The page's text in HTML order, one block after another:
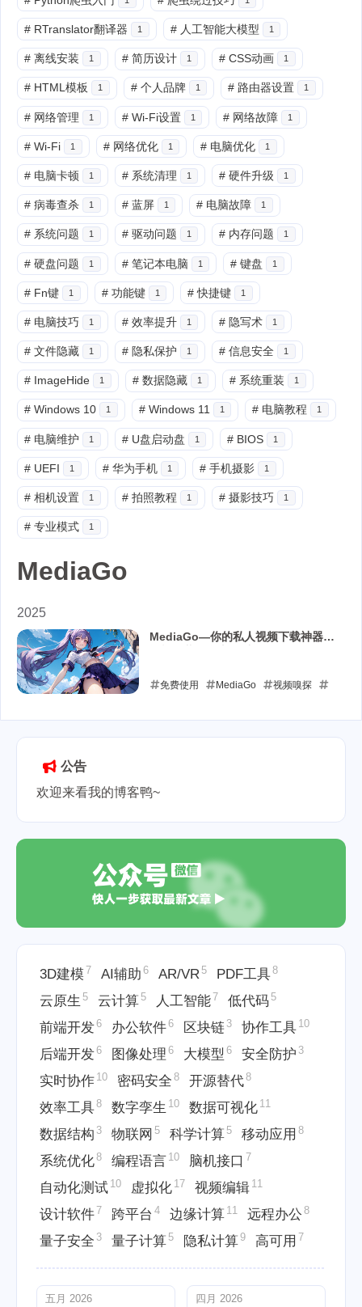
# RTranslator翻译器 1 # 人工智能大模型 1
# 离线安装 1 # 简历设计 1 # CSS动画 1
# HTML模板 1 # 个人品牌 1 # 路由器设置 1
# 网络管理 1 # Wi-Fi设置 1 # 网络故障 1
# Wi-Fi 1 # 网络优化 1 # 电脑优化 1
# 电脑卡顿 1 # 系统清理 1 # 硬件升级 1
# 病毒查杀 1 # 蓝屏 1 # 电脑故障 1
# 系统问题 1 # 驱动问题 1 # 内存问题 1
# 硬盘问题 1 # 笔记本电脑 1 # 键盘 1
# Fn键 1 # 功能键 1 # 快捷键 1
# 电脑技巧 1 # 效率提升 1 # 隐写术 1
# 文件隐藏 1 # 隐私保护 1 # 信息安全 1
# ImageHide 1 # 数据隐藏 1 # 系统重装 1
# Windows 10 1 # Windows 11 1 # 电脑教程 1
# 电脑维护 1 # U盘启动盘 1 # BIOS 1
# UEFI 1 # 华为手机 1 # 手机摄影 1
# 相机设置 1 # 拍照教程 1 # 摄影技巧 1
# 专业模式 1
MediaGo
2025
MediaGo—你的私人视频下载神器，
免费使用 MediaGo 视频嗅探
2025-05-22
公告
欢迎来看我的博客鸭~
3D建模 7 AI辅助 6 AR/VR 5 PDF工具8
云原生 5 云计算 5 人工智能7 低代码 5
前端开发6 办公软件6 区块链 3 协作工具 10
后端开发6 图像处理 6 大模型 6 安全防护 3
实时协作 10 密码安全 8 开源替代8
效率工具8 数字孪生 10 数据可视化 11
数据结构 3 物联网 5 科学计算 5 移动应用 8
系统优化8 编程语言 10 脑机接口 7
自动化测试 10 虚拟化 17 视频编辑 11
设计软件7 跨平台 4 边缘计算 11 远程办公 8
量子安全 3 量子计算 5 隐私计算9 高可用 7
五月 2026 四月 2026